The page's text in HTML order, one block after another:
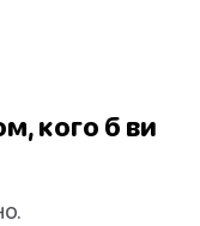
кого б ви